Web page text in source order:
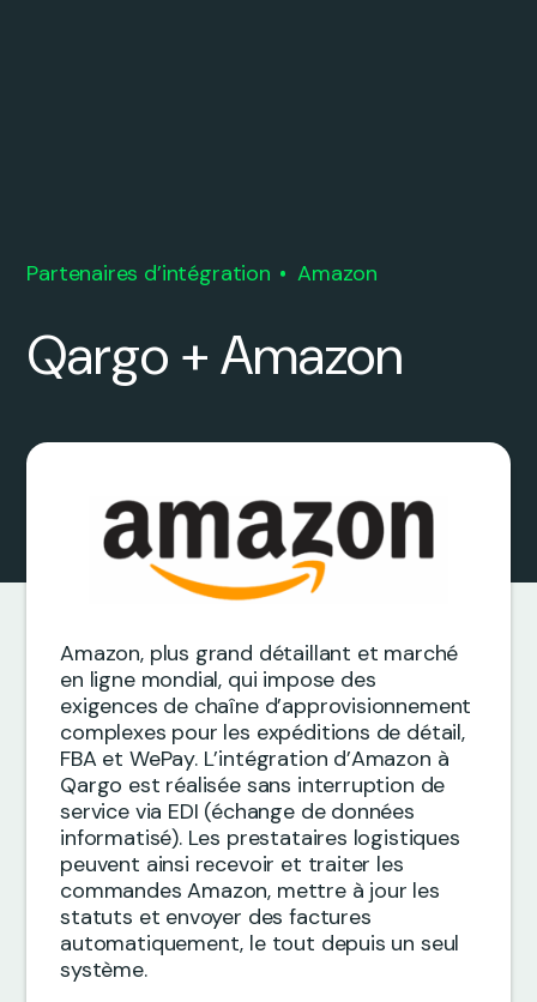
Partenaires d’intégration Amazon
Qargo + Amazon
Amazon, plus grand détaillant et marché
en ligne mondial, qui impose des
exigences de chaîne d’approvisionnement
complexes pour les expéditions de détail,
FBA et WePay. L’intégration d’Amazon à
Qargo est réalisée sans interruption de
service via EDI (échange de données
informatisé). Les prestataires logistiques
peuvent ainsi recevoir et traiter les
commandes Amazon, mettre à jour les
statuts et envoyer des factures
automatiquement, le tout depuis un seul
système.